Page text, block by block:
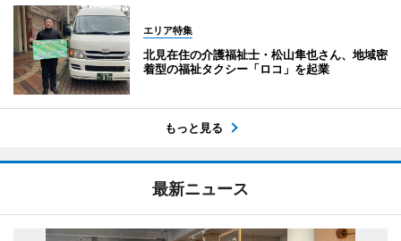
エリア特集
北見在住の介護福祉士・松山隼也さん、地域密
着型の福祉タクシー「ロコ」を起業
もっと見る
最新ニュース